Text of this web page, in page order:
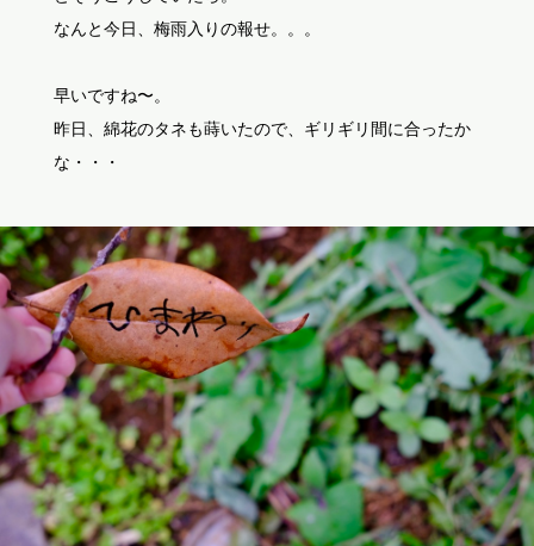
なんと今日、梅雨入りの報せ。。。
早いですね〜。
昨日、綿花のタネも蒔いたので、ギリギリ間に合ったか
な・・・